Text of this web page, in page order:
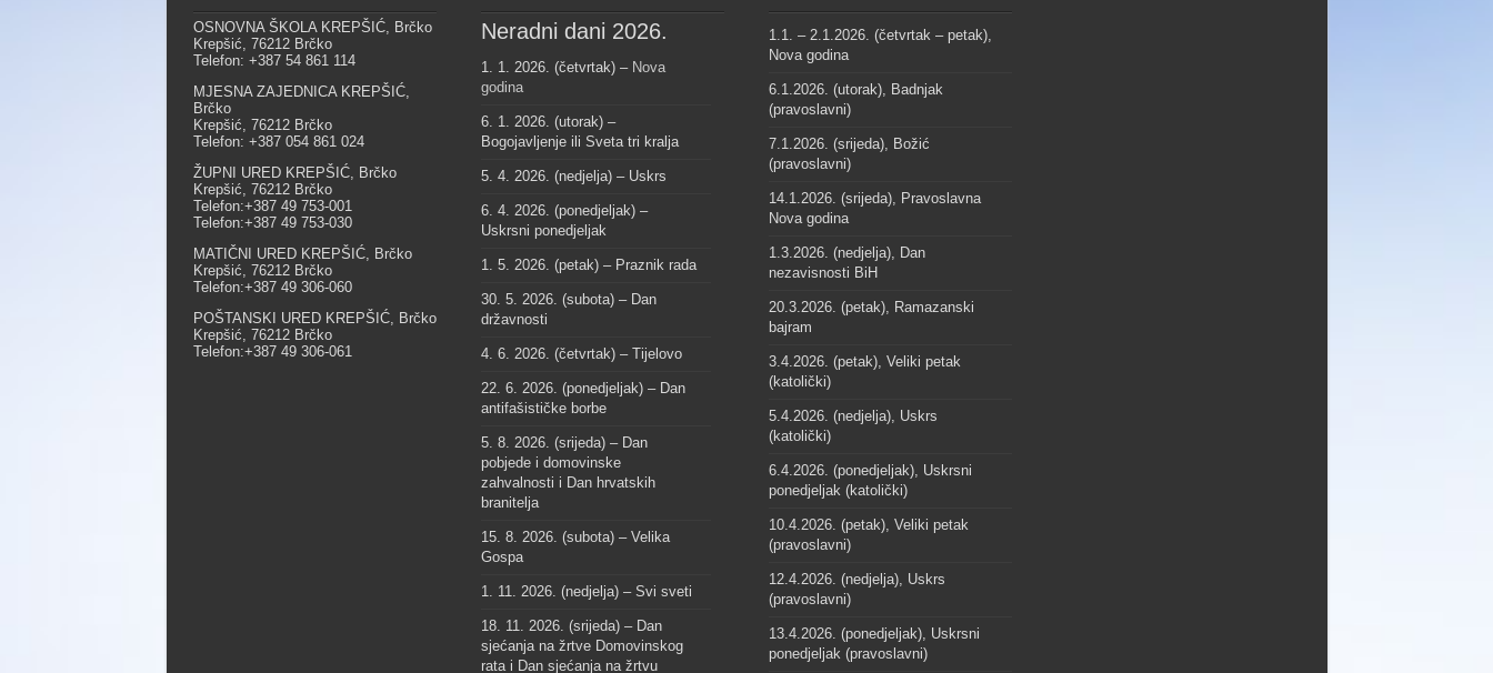
OSNOVNA ŠKOLA KREPŠIĆ, Brčko
Krepšić, 76212 Brčko
Telefon: +387 54 861 114
MJESNA ZAJEDNICA KREPŠIĆ,
Brčko
Krepšić, 76212 Brčko
Telefon: +387 054 861 024
ŽUPNI URED KREPŠIĆ, Brčko
Krepšić, 76212 Brčko
Telefon:+387 49 753-001
Telefon:+387 49 753-030
MATIČNI URED KREPŠIĆ, Brčko
Krepšić, 76212 Brčko
Telefon:+387 49 306-060
POŠTANSKI URED KREPŠIĆ, Brčko
Krepšić, 76212 Brčko
Telefon:+387 49 306-061
Neradni dani 2026.
1. 1. 2026. (četvrtak) – Nova
godina
6. 1. 2026. (utorak) –
Bogojavljenje ili Sveta tri kralja
5. 4. 2026. (nedjelja) – Uskrs
6. 4. 2026. (ponedjeljak) –
Uskrsni ponedjeljak
1. 5. 2026. (petak) – Praznik rada
30. 5. 2026. (subota) – Dan
državnosti
4. 6. 2026. (četvrtak) – Tijelovo
22. 6. 2026. (ponedjeljak) – Dan
antifašističke borbe
5. 8. 2026. (srijeda) – Dan
pobjede i domovinske
zahvalnosti i Dan hrvatskih
branitelja
15. 8. 2026. (subota) – Velika
Gospa
1. 11. 2026. (nedjelja) – Svi sveti
18. 11. 2026. (srijeda) – Dan
sjećanja na žrtve Domovinskog
rata i Dan sjećanja na žrtvu
1.1. – 2.1.2026. (četvrtak – petak),
Nova godina
6.1.2026. (utorak), Badnjak
(pravoslavni)
7.1.2026. (srijeda), Božić
(pravoslavni)
14.1.2026. (srijeda), Pravoslavna
Nova godina
1.3.2026. (nedjelja), Dan
nezavisnosti BiH
20.3.2026. (petak), Ramazanski
bajram
3.4.2026. (petak), Veliki petak
(katolički)
5.4.2026. (nedjelja), Uskrs
(katolički)
6.4.2026. (ponedjeljak), Uskrsni
ponedjeljak (katolički)
10.4.2026. (petak), Veliki petak
(pravoslavni)
12.4.2026. (nedjelja), Uskrs
(pravoslavni)
13.4.2026. (ponedjeljak), Uskrsni
ponedjeljak (pravoslavni)